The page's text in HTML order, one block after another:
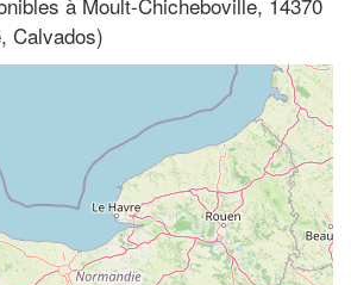
Calvados)